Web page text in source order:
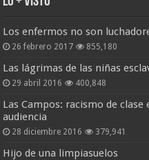
Los enfermos no son
26 febrero 2017 855,180
Las lágrimas de las niñas
29 abril 2016 400,848
Las Campos: racismo de
audiencia
28 diciembre 2016 379,941
Hijo de una limpiasuelos